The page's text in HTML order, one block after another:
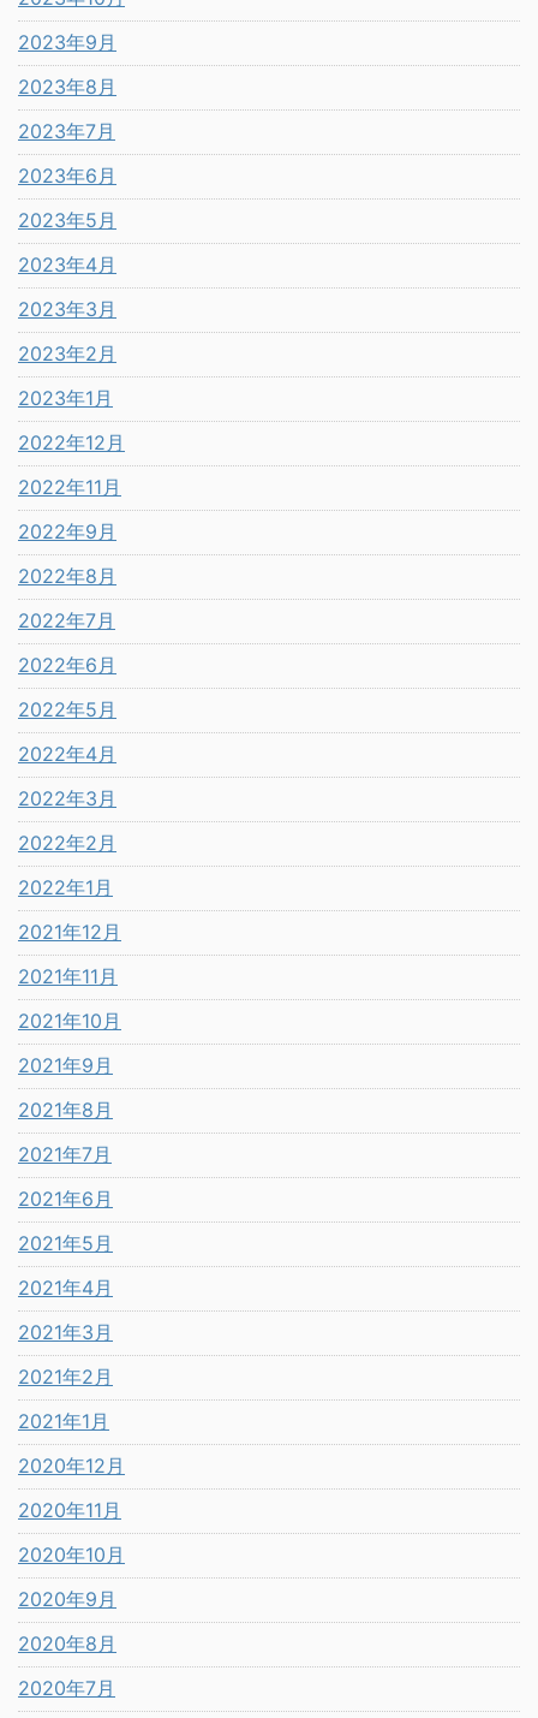
2023年9月
2023年8月
2023年7月
2023年6月
2023年5月
2023年4月
2023年3月
2023年2月
2023年1月
2022年12月
2022年11月
2022年9月
2022年8月
2022年7月
2022年6月
2022年5月
2022年4月
2022年3月
2022年2月
2022年1月
2021年12月
2021年11月
2021年10月
2021年9月
2021年8月
2021年7月
2021年6月
2021年5月
2021年4月
2021年3月
2021年2月
2021年1月
2020年12月
2020年11月
2020年10月
2020年9月
2020年8月
2020年7月